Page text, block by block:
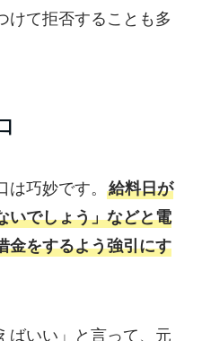
けて拒否することも多
巧妙です。 給料日が
いでしょう」などと電
金をするよう強引にす
ばいい」と言って、元